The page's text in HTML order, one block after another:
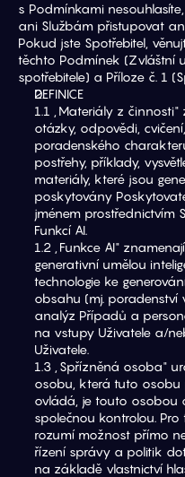
s Podmínkami
ani Službám přistupovat
Pokud jste Spotřebitel,
těchto Podmínek (Zvláštní
spotřebitele) a Příloze č. 1
DEFINICE
1.1 „Materiály z
otázky, odpovědi,
poradenského
postřehy, příklady,
materiály, které jsou
poskytovány
jménem prostřednictvím
Funkcí AI.
1.2 „Funkce AI"
generativní umělou
technologie ke
obsahu (mj. poradenství
analýz Případů a
na vstupy Uživatele a/
Uživatele.
1.3 „Spřízněná osoba"
osobu, která tuto osobu
ovládá, je touto osobou
společnou kontrolou.
rozumí možnost přímo
řízení správy a politik
na základě vlastnictví